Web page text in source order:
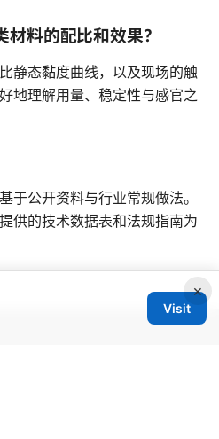
料的配比和效果？
静态黏度曲线，以及现场的触
地理解用量、稳定性与感官之
于公开资料与行业常规做法。
供的技术数据表和法规指南为
×
Visit